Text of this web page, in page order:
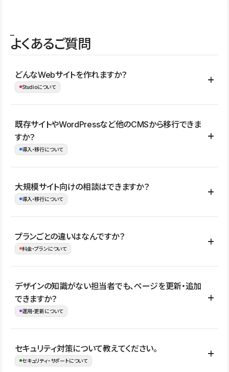
よくあるご質問
どんなWebサイトを作れますか？
Studioについて
コーポレートサイト、サービスサイト、LP、採用サイト、ブロ
グ・メディア、イベントサイト、店舗・商品紹介サイト、ポートフ
ォリオなど幅広く制作できます。
既存サイトやWordPressなど他のCMSから移行できま
すか？
導入・移行について
はい。既存サイトの構成やコンテンツ、URLを整理したうえで、
Studio上に再構築する形で移行できます。 WordPressの場合は、
イト全体のデザインや設定がそのまま移行されるわけではないた
め、移行後にページ構成やデザイン、CMS設計、URL・リダイレク
大規模サイト向けの相談はできますか？
導入・移行について
はい。アクセス規模が大きいサイトや、複数部門での運用、権限管
理、セキュリティ確認、既存システムとの連携など、個別の要件が
ない段階でも、お問い合わせください。
お問合せはこちら
プランごとの違いはなんですか？
料金・プランについて
公開ページ数、バージョン履歴の期間、CMS利用数の上限、権限
管理の有無などがプランごとに異なります。詳しくは料金プランペ
ージをご覧ください。
デザインの知識がない担当者でも、ページを更新・追加
できますか？
運用・更新について
はい。CMSやコンポーネントを活用して更新範囲を設計しておく
ことで、デザインを崩しにくい状態で運用できます。 さらにコン
セキュリティ対策について教えてください。
セキュリティ・サポートについて